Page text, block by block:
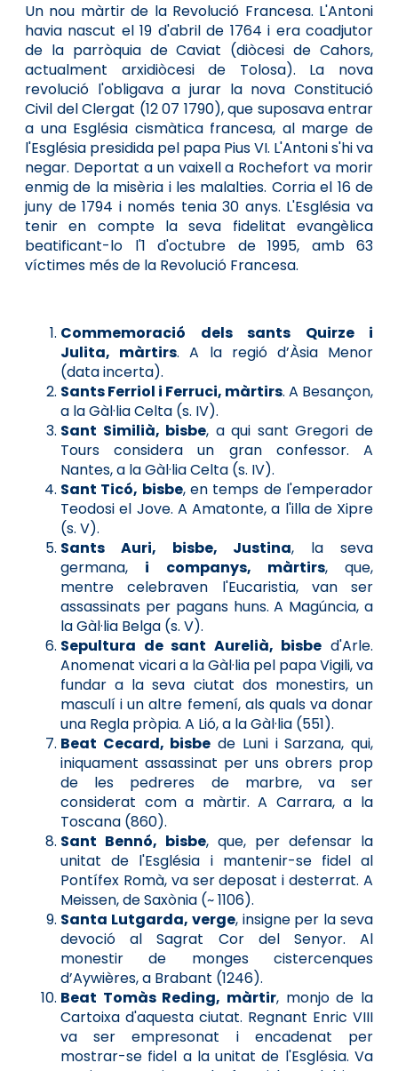
Un nou màrtir de la Revolució Francesa. L'Antoni
havia nascut el 19 d'abril de 1764 i era coadjutor
de la parròquia de Caviat (diòcesi de Cahors,
actualment arxidiòcesi de Tolosa). La nova
revolució l'obligava a jurar la nova Constitució
Civil del Clergat (12 07 1790), que suposava entrar
a una Església cismàtica francesa, al marge de
l'Església presidida pel papa Pius VI. L'Antoni s'hi va
negar. Deportat a un vaixell a Rochefort va morir
enmig de la misèria i les malalties. Corria el 16 de
juny de 1794 i només tenia 30 anys. L'Església va
tenir en compte la seva fidelitat evangèlica
beatificant-lo l'1 d'octubre de 1995, amb 63
víctimes més de la Revolució Francesa.
Commemoració dels sants Quirze i
Julita, màrtirs. A la regió d’Àsia Menor
(data incerta).
Sants Ferriol i Ferruci, màrtirs. A Besançon,
a la Gàl·lia Celta (s. IV).
Sant Similià, bisbe, a qui sant Gregori de
Tours considera un gran confessor. A
Nantes, a la Gàl·lia Celta (s. IV).
Sant Ticó, bisbe, en temps de l'emperador
Teodosi el Jove. A Amatonte, a l'illa de Xipre
(s. V).
Sants Auri, bisbe, Justina, la seva
germana, i companys, màrtirs, que,
mentre celebraven l'Eucaristia, van ser
assassinats per pagans huns. A Magúncia, a
la Gàl·lia Belga (s. V).
Sepultura de sant Aurelià, bisbe d'Arle.
Anomenat vicari a la Gàl·lia pel papa Vigili, va
fundar a la seva ciutat dos monestirs, un
masculí i un altre femení, als quals va donar
una Regla pròpia. A Lió, a la Gàl·lia (551).
Beat Cecard, bisbe de Luni i Sarzana, qui,
iniquament assassinat per uns obrers prop
de les pedreres de marbre, va ser
considerat com a màrtir. A Carrara, a la
Toscana (860).
Sant Bennó, bisbe, que, per defensar la
unitat de l'Església i mantenir-se fidel al
Pontífex Romà, va ser deposat i desterrat. A
Meissen, de Saxònia (~ 1106).
Santa Lutgarda, verge, insigne per la seva
devoció al Sagrat Cor del Senyor. Al
monestir de monges cistercenques
d’Aywières, a Brabant (1246).
Beat Tomàs Reding, màrtir, monjo de la
Cartoixa d'aquesta ciutat. Regnant Enric VIII
va ser empresonat i encadenat per
mostrar-se fidel a la unitat de l'Església. Va